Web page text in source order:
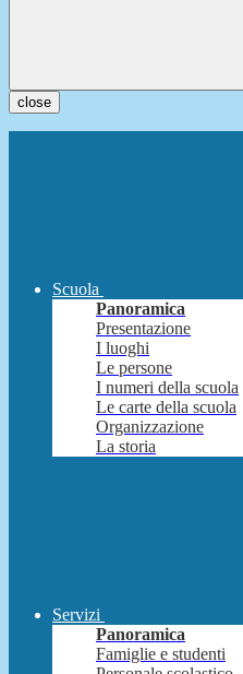
close
Scuola
Panoramica
Presentazione
I luoghi
Le persone
I numeri della scuola
Le carte della scuola
Organizzazione
La storia
Servizi
Panoramica
Famiglie e studenti